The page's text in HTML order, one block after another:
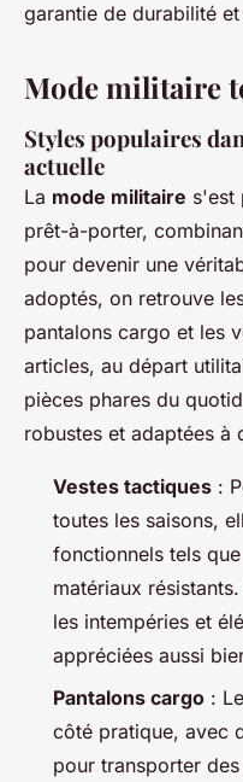
garantie de durabilité
Mode militaire
Styles populaires
actuelle
La mode militaire s'est
prêt-à-porter,
pour devenir une
adoptés, on retrouve
pantalons cargo et les
articles, au départ
pièces phares du
robustes et adaptées à
Vestes tactiques :
toutes les saisons,
fonctionnels tels
matériaux
les intempéries et
appréciées aussi
Pantalons cargo :
côté pratique, avec
pour transporter